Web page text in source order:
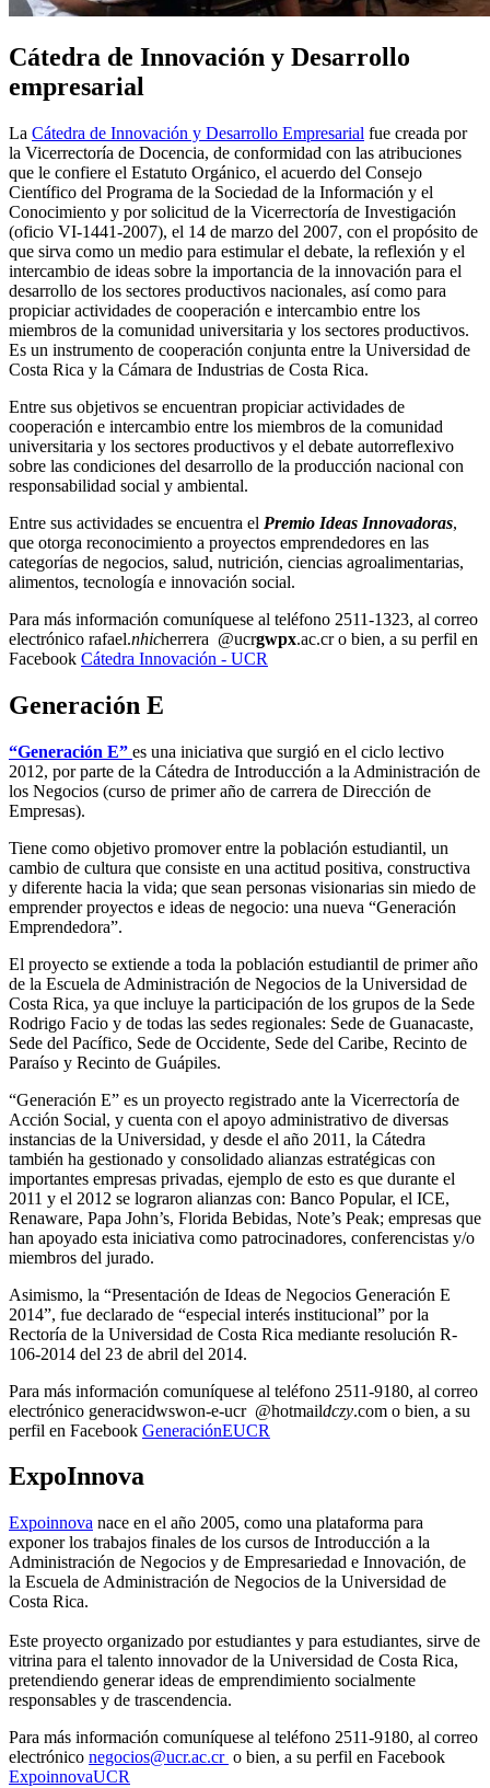
Cátedra de Innovación y Desarrollo
empresarial
La Cátedra de Innovación y Desarrollo Empresarial fue creada por
la Vicerrectoría de Docencia, de conformidad con las atribuciones
que le confiere el Estatuto Orgánico, el acuerdo del Consejo
Científico del Programa de la Sociedad de la Información y el
Conocimiento y por solicitud de la Vicerrectoría de Investigación
(oficio VI-1441-2007), el 14 de marzo del 2007, con el propósito de
que sirva como un medio para estimular el debate, la reflexión y el
intercambio de ideas sobre la importancia de la innovación para el
desarrollo de los sectores productivos nacionales, así como para
propiciar actividades de cooperación e intercambio entre los
miembros de la comunidad universitaria y los sectores productivos.
Es un instrumento de cooperación conjunta entre la Universidad de
Costa Rica y la Cámara de Industrias de Costa Rica.
Entre sus objetivos se encuentran propiciar actividades de
cooperación e intercambio entre los miembros de la comunidad
universitaria y los sectores productivos y el debate autorreflexivo
sobre las condiciones del desarrollo de la producción nacional con
responsabilidad social y ambiental.
Entre sus actividades se encuentra el Premio Ideas Innovadoras,
que otorga reconocimiento a proyectos emprendedores en las
categorías de negocios, salud, nutrición, ciencias agroalimentarias,
alimentos, tecnología e innovación social.
Para más información comuníquese al teléfono 2511-1323, al correo
electrónico rafael.nhicherrera @ucrgwpx.ac.cro bien, a su perfil en
Facebook Cátedra Innovación - UCR
Generación E
“Generación E” es una iniciativa que surgió en el ciclo lectivo
2012, por parte de la Cátedra de Introducción a la Administración de
los Negocios (curso de primer año de carrera de Dirección de
Empresas).
Tiene como objetivo promover entre la población estudiantil, un
cambio de cultura que consiste en una actitud positiva, constructiva
y diferente hacia la vida; que sean personas visionarias sin miedo de
emprender proyectos e ideas de negocio: una nueva “Generación
Emprendedora”.
El proyecto se extiende a toda la población estudiantil de primer año
de la Escuela de Administración de Negocios de la Universidad de
Costa Rica, ya que incluye la participación de los grupos de la Sede
Rodrigo Facio y de todas las sedes regionales: Sede de Guanacaste,
Sede del Pacífico, Sede de Occidente, Sede del Caribe, Recinto de
Paraíso y Recinto de Guápiles.
“Generación E” es un proyecto registrado ante la Vicerrectoría de
Acción Social, y cuenta con el apoyo administrativo de diversas
instancias de la Universidad, y desde el año 2011, la Cátedra
también ha gestionado y consolidado alianzas estratégicas con
importantes empresas privadas, ejemplo de esto es que durante el
2011 y el 2012 se lograron alianzas con: Banco Popular, el ICE,
Renaware, Papa John’s, Florida Bebidas, Note’s Peak; empresas que
han apoyado esta iniciativa como patrocinadores, conferencistas y/o
miembros del jurado.
Asimismo, la “Presentación de Ideas de Negocios Generación E
2014”, fue declarado de “especial interés institucional” por la
Rectoría de la Universidad de Costa Rica mediante resolución R-
106-2014 del 23 de abril del 2014.
Para más información comuníquese al teléfono 2511-9180, al correo
electrónico generacidwswon-e-ucr @hotmaildczy.com o bien, a su
perfil en Facebook GeneraciónEUCR
ExpoInnova
Expoinnova nace en el año 2005, como una plataforma para
exponer los trabajos finales de los cursos de Introducción a la
Administración de Negocios y de Empresariedad e Innovación, de
la Escuela de Administración de Negocios de la Universidad de
Costa Rica.
Este proyecto organizado por estudiantes y para estudiantes, sirve de
vitrina para el talento innovador de la Universidad de Costa Rica,
pretendiendo generar ideas de emprendimiento socialmente
responsables y de trascendencia.
Para más información comuníquese al teléfono 2511-9180, al correo
electrónico negocios@ucr.ac.cr o bien, a su perfil en Facebook
ExpoinnovaUCR